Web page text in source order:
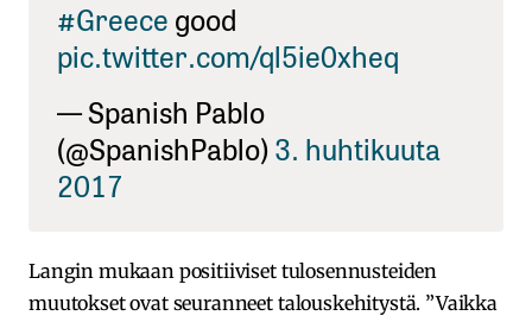
#Greecegood
pic.twitter.com/ql5ie0xheq
— Spanish Pablo
(@SpanishPablo)3. huhtikuuta
2017
Langin mukaan positiiviset tulosennusteiden
muutokset ovat seuranneet talouskehitystä. ”Vaikka